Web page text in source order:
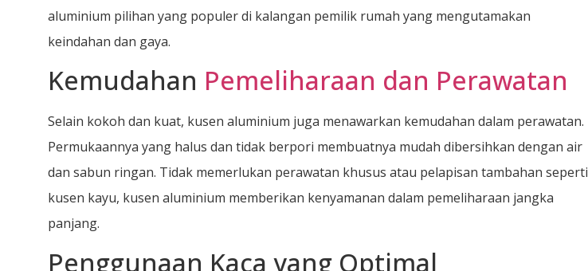
aluminium pilihan yang populer di kalangan pemilik rumah yang mengutamakan
keindahan dan gaya.
Kemudahan Pemeliharaan dan Perawatan
Selain kokoh dan kuat, kusen aluminium juga menawarkan kemudahan dalam perawatan.
Permukaannya yang halus dan tidak berpori membuatnya mudah dibersihkan dengan air
dan sabun ringan. Tidak memerlukan perawatan khusus atau pelapisan tambahan seperti
kusen kayu, kusen aluminium memberikan kenyamanan dalam pemeliharaan jangka
panjang.
Penggunaan Kaca yang Optimal